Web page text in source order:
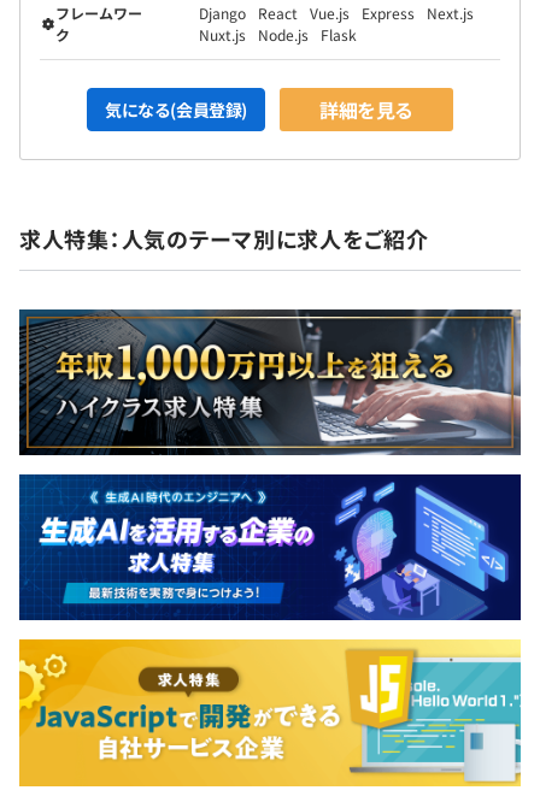
Elasticsearch、Apache Hadoop、Apache Spark、
- 四半期ごとにOKR（目標と成果の指標）を設定し、取り
組み姿勢や成長プロセスを評価
- 「100点を目指す」のではなく、「70点程度の挑戦」を
推奨し、チャレンジを後押し
- スキルシートで技術習熟度を段階的に可視化し、「次に
伸ばす力」が明確にわかる
- 成果だけでなく、課題への向き合い方や改善姿勢も評価
対象
- 評価は「自分を知り、前進するための道しるべ」として
活用
「評価が怖い」ではなく、「成長のヒントをもらえる機
会」として前向きに向き合える設計です。
社長含め、社員5名全員がエンジニアです。
フレームワー
ク
Django React Vue.js Express
Next.js
Nuxt.js
Node.js Flask
気になる(会員登録) 詳細を見る
求人特集：人気のテーマ別に求人をご紹介